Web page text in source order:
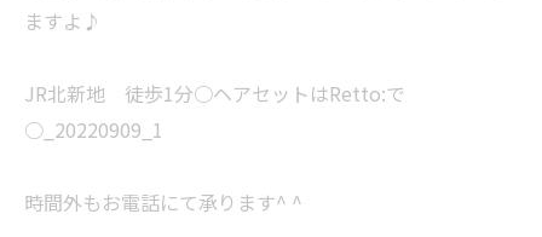
ますよ♪
JR北新地 徒歩1分○ヘアセットはRetto:で
○_20220909_1
時間外もお電話にて承ります^ ^